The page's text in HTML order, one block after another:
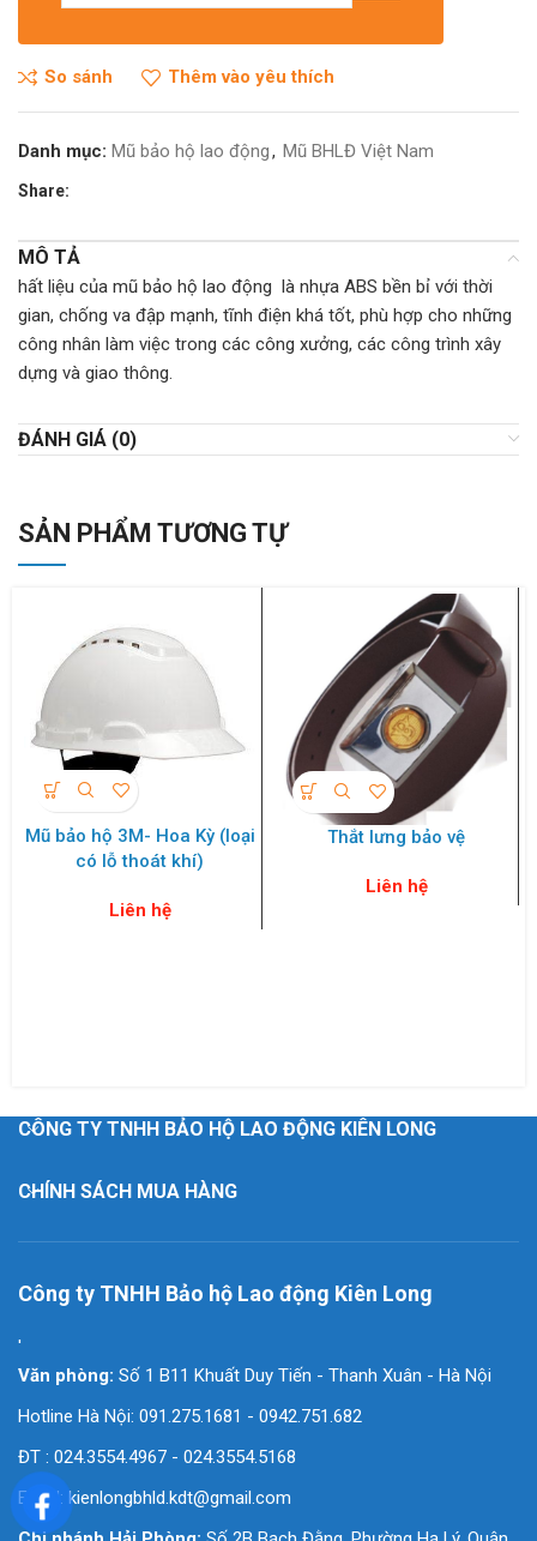
So sánh Thêm vào yêu thích
Danh mục: Mũ bảo hộ lao động, Mũ BHLĐ Việt Nam
Share:
MÔ TẢ
hất liệu của mũ bảo hộ lao động là nhựa ABS bền bỉ với thời
gian, chống va đập mạnh, tĩnh điện khá tốt, phù hợp cho những
công nhân làm việc trong các công xưởng, các công trình xây
dựng và giao thông.
ĐÁNH GIÁ (0)
SẢN PHẨM TƯƠNG TỰ
Mũ bảo hộ 3M- Hoa Kỳ (loại
có lỗ thoát khí)
Liên hệ
Thắt lưng bảo vệ
Liên hệ
CÔNG TY TNHH BẢO HỘ LAO ĐỘNG KIÊN LONG
CHÍNH SÁCH MUA HÀNG
Công ty TNHH Bảo hộ Lao động Kiên Long
'
Văn phòng: Số 1 B11 Khuất Duy Tiến - Thanh Xuân - Hà Nội
Hotline Hà Nội: 091.275.1681 - 0942.751.682
ĐT : 024.3554.4967 - 024.3554.5168
Email: kienlongbhld.kdt@gmail.com